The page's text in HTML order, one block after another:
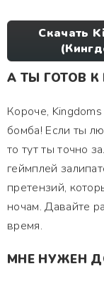
Скачать
А ТЫ ГОТОВ
Короче,
бомба! Если ты
то тут ты точно
геймплей
претензий,
ночам. Давайте
время.
МНЕ НУЖЕН